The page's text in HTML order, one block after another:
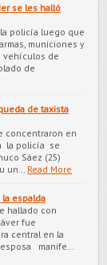
se les halló
policía luego que
municiones y
vehículos de
de
de taxista
concentraron en
la policía se
Sáez (25)
un…
Read More
espalda
hallado con
fue
central en la
manife…